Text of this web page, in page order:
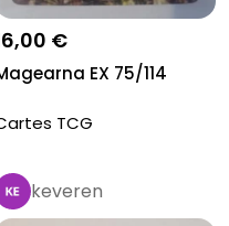
€
EX 75/114
TCG
keveren